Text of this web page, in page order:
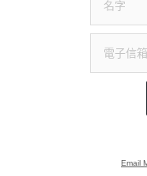
Email